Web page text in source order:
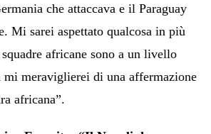
che attaccava e il Paraguay
Mi sarei aspettato qualcosa in più
africane sono a un livello
meraviglierei di una affermazione
africana”.